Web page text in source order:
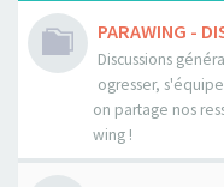
PARAWING -
Discussions
ogresser,
on partage nos
wing !